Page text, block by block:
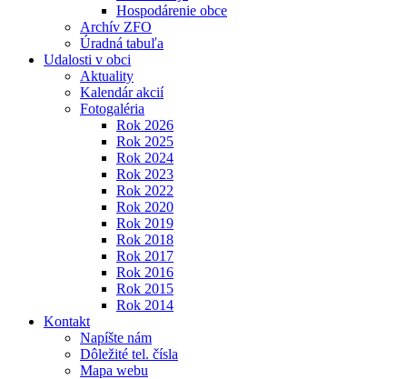
Hospodárenie obce
Archív ZFO
Úradná tabuľa
Udalosti v obci
Aktuality
Kalendár akcií
Fotogaléria
Rok 2026
Rok 2025
Rok 2024
Rok 2023
Rok 2022
Rok 2020
Rok 2019
Rok 2018
Rok 2017
Rok 2016
Rok 2015
Rok 2014
Kontakt
Napíšte nám
Dôležité tel. čísla
Mapa webu